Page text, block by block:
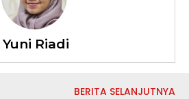
Yuni Riadi
BERITA SELANJUTNYA